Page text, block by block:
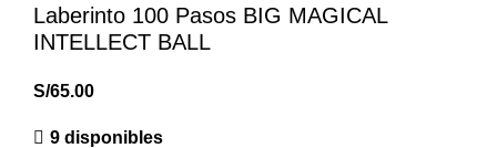
Laberinto 100 Pasos BIG MAGICAL
INTELLECT BALL
S/65.00
9 disponibles